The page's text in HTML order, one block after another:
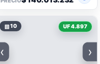
▧10 UF 4.897
‹ ›